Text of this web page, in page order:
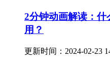
2分钟动画解读：
用？
更新时间： 2024-02-23